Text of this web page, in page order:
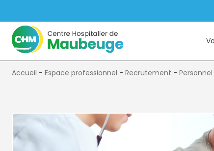
Accueil - Espace professionnel - Recrutement -